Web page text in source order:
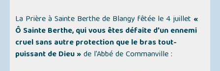
La Prière à Sainte Berthe de Blangy fêtée le 4 juillet «
Ô Sainte Berthe, qui vous êtes défaite d'un ennemi
cruel sans autre protection que le bras tout-
puissant de Dieu »de l'Abbé de Commanville :